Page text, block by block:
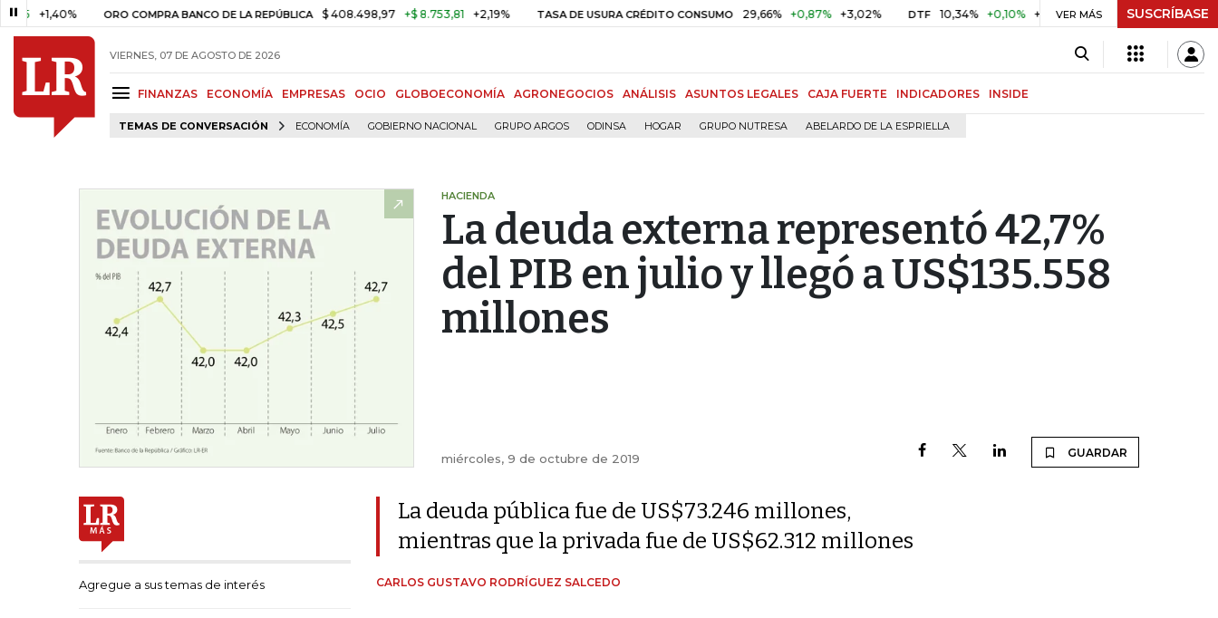
ORO COMPRA BANCO DE LA REPÚBLICA $ 408.498,97 +$ 8.753,81 +2,19% TASA DE USURA CRÉDITO CONSUMO 29,66% +0,87% +3,02% DTF 10,34% +0,10% +0,98% UVR $ 416,91 +$ 0,05
VER MÁS SUSCRÍBASE
VIERNES, 07 DE AGOSTO DE 2026
FINANZAS ECONOMÍA EMPRESAS OCIO GLOBOECONOMÍA AGRONEGOCIOS ANÁLISIS ASUNTOS LEGALES CAJA FUERTE INDICADORES INSIDE
TEMAS DE CONVERSACIÓN ECONOMÍA GOBIERNO NACIONAL GRUPO ARGOS ODINSA HOGAR GRUPO NUTRESA ABELARDO DE LA ESPRIELLA
HACIENDA
La deuda externa representó 42,7%
del PIB en julio y llegó a US$135.558
millones
miércoles, 9 de octubre de 2019 GUARDAR
Agregue a sus temas de interés
La deuda pública fue de US$73.246 millones,
mientras que la privada fue de US$62.312 millones
CARLOS GUSTAVO RODRÍGUEZ SALCEDO